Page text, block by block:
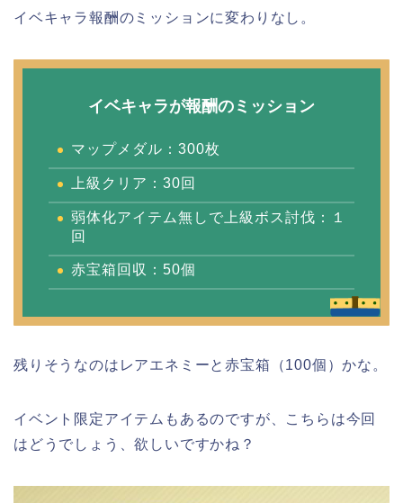
イベキャラ報酬のミッションに変わりなし。
イベキャラが報酬のミッション
マップメダル：300枚
上級クリア：30回
弱体化アイテム無しで上級ボス討伐：１
回
赤宝箱回収：50個
残りそうなのはレアエネミーと赤宝箱（100個）かな。
イベント限定アイテムもあるのですが、こちらは今回
はどうでしょう、欲しいですかね？